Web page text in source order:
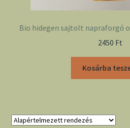
Bio hidegen sajtolt napraforgó
2450 Ft
Kosárba